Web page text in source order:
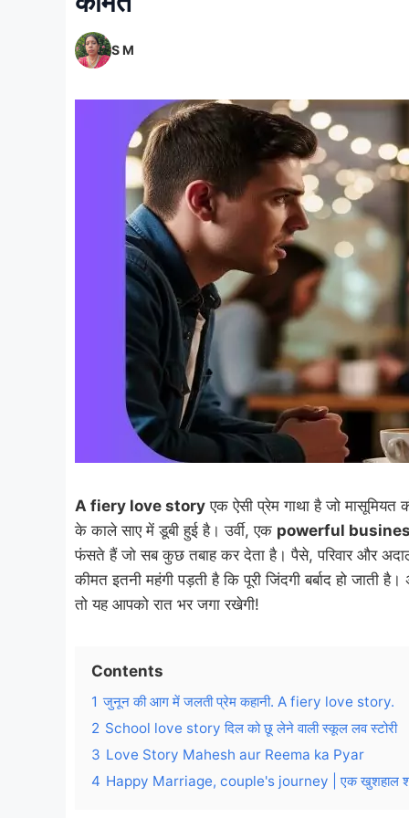
S M
A fiery love story एक ऐसी प्रेम गाथा है जो
के काले साए में डूबी हुई है। उर्वी, एक powerful
फंसते हैं जो सब कुछ तबाह कर देता है। पैसे, परिवार और
कीमत इतनी महंगी पड़ती है कि पूरी जिंदगी बर्बाद हो
तो यह आपको रात भर जगा रखेगी!
Contents
1 जुनून की आग में जलती प्रेम कहानी. A fiery love story.
2 School love story दिल को छू लेने वाली स्कूल लव स्टोरी
3 Love Story Mahesh aur Reema ka Pyar
4 Happy Marriage, couple's journey | एक खुशहाल